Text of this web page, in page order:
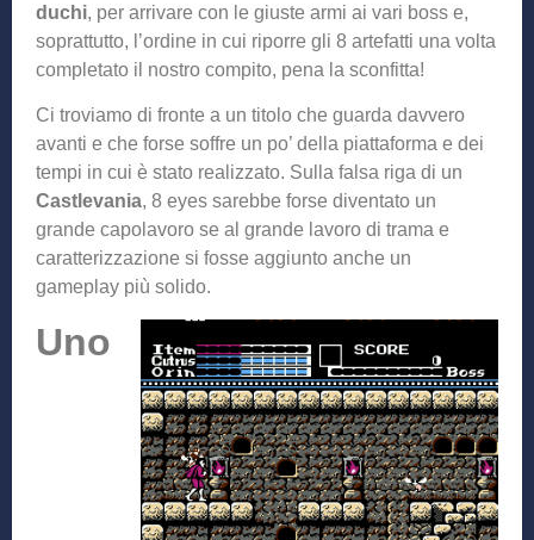
duchi, per arrivare con le giuste armi ai vari boss e,
soprattutto, l’ordine in cui riporre gli 8 artefatti una volta
completato il nostro compito, pena la sconfitta!
Ci troviamo di fronte a un titolo che guarda davvero
avanti e che forse soffre un po’ della piattaforma e dei
tempi in cui è stato realizzato. Sulla falsa riga di un
Castlevania, 8 eyes sarebbe forse diventato un
grande capolavoro se al grande lavoro di trama e
caratterizzazione si fosse aggiunto anche un
gameplay più solido.
Uno